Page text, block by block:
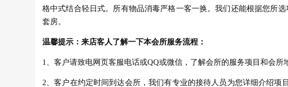
格中式结合轻日式。所有物品消毒严格一客一换。我们还能根据您所
套房。
温馨提示：来店客人了解一下本会所服务流程：
1、客户请致电网页客服电话或QQ或微信，了解会所的服务项目和会所
2、客户在约定时间到达会所，我们有专业的接待人员为您详细介绍项